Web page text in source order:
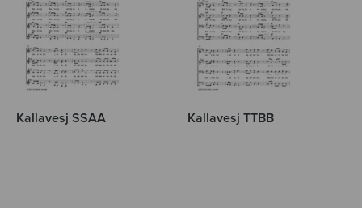
Kallavesj SSAA Kallavesj TTBB